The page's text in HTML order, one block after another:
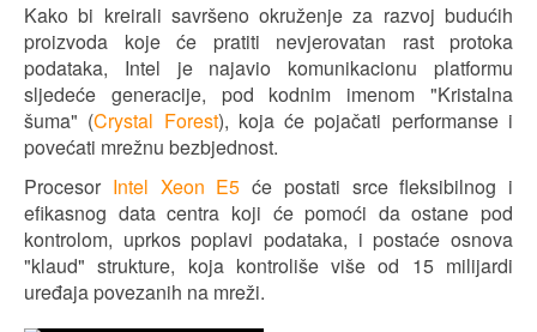
Kako bi kreirali savršeno okruženje za razvoj budućih
proizvoda koje će pratiti nevjerovatan rast protoka
podataka, Intel je najavio komunikacionu platformu
sljedeće generacije, pod kodnim imenom "Kristalna
šuma" (Crystal Forest), koja će pojačati performanse i
povećati mrežnu bezbjednost.
Procesor Intel Xeon E5 će postati srce fleksibilnog i
efikasnog data centra koji će pomoći da ostane pod
kontrolom, uprkos poplavi podataka, i postaće osnova
"klaud" strukture, koja kontroliše više od 15 milijardi
uređaja povezanih na mreži.